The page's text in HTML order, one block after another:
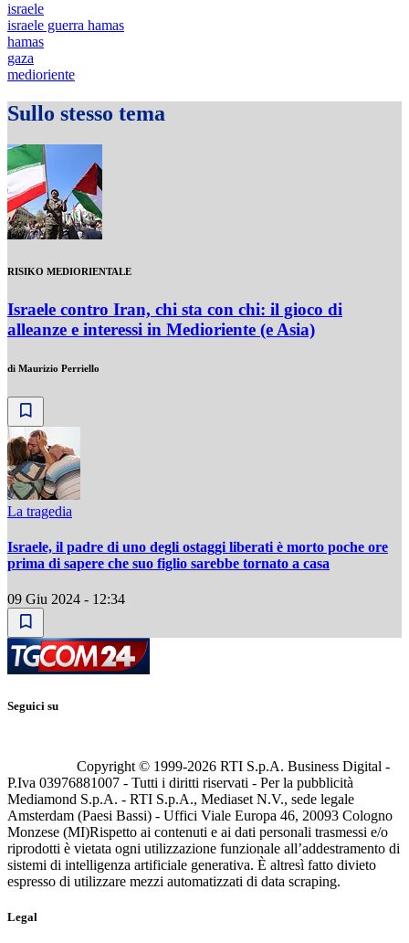
israele
israele guerra hamas
hamas
gaza
medioriente
Sullo stesso tema
RISIKO MEDIORIENTALE
Israele contro Iran, chi sta con chi: il gioco di
alleanze e interessi in Medioriente (e Asia)
di Maurizio Perriello
La tragedia
Israele, il padre di uno degli ostaggi liberati è morto poche ore
prima di sapere che suo figlio sarebbe tornato a casa
09 Giu 2024 - 12:34
Seguici su
Copyright © 1999-2026 RTI S.p.A. Business Digital -
P.Iva 03976881007 - Tutti i diritti riservati - Per la pubblicità
Mediamond S.p.A. - RTI S.p.A., Mediaset N.V., sede legale
Amsterdam (Paesi Bassi) - Uffici Viale Europa 46, 20093 Cologno
Monzese (MI)Rispetto ai contenuti e ai dati personali trasmessi e/o
riprodotti è vietata ogni utilizzazione funzionale all’addestramento di
sistemi di intelligenza artificiale generativa. È altresì fatto divieto
espresso di utilizzare mezzi automatizzati di data scraping.
Legal